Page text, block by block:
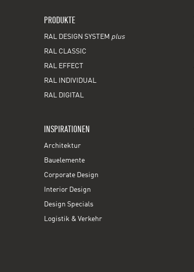
PRODUKTE
RAL DESIGN SYSTEM plus
RAL CLASSIC
RAL EFFECT
RAL INDIVIDUAL
RAL DIGITAL
INSPIRATIONEN
Architektur
Bauelemente
Corporate Design
Interior Design
Design Specials
Logistik & Verkehr